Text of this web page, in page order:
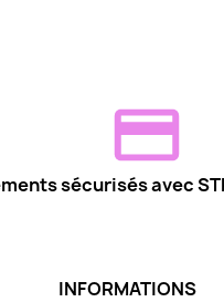
sécurisés avec
INFORMATIONS